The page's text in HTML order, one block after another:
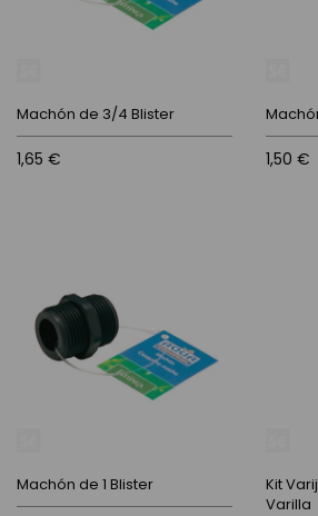
Machón de 3/4 Blister
1,65 € 1,50 €
Machón de 1 Blister
Kit
Varilla